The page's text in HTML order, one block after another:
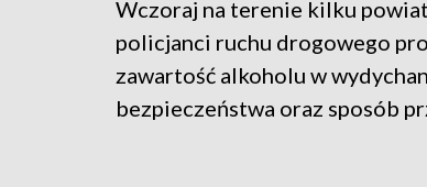
Wczoraj na terenie kilku
policjanci ruchu drogowego
zawartość alkoholu w
bezpieczeństwa oraz sposób